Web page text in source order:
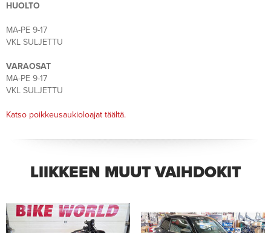
HUOLTO
MA-PE 9-17
VKL SULJETTU
VARAOSAT
MA-PE 9-17
VKL SULJETTU
Katso poikkeusaukioloajat täältä.
LIIKKEEN MUUT VAIHDOKIT